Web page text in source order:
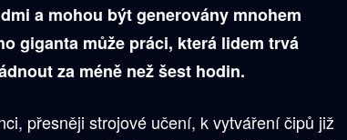
a mohou být generovány mnohem
giganta může práci, která lidem trvá
za méně než šest hodin.
přesněji strojové učení, k vytváření čipů již